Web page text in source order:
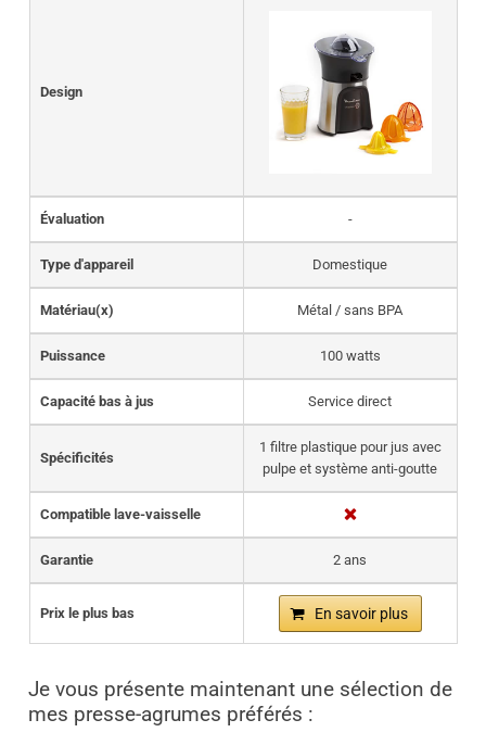
Design
Évaluation -
Type d'appareil Domestique
Matériau(x) Métal / sans BPA
Puissance 100 watts
Capacité bas à jus Service direct
Spécificités
1 filtre plastique pour jus avec
pulpe et système anti-goutte
Compatible lave-vaisselle
Garantie 2 ans
Prix le plus bas En savoir plus
Je vous présente maintenant une sélection de
mes presse-agrumes préférés :